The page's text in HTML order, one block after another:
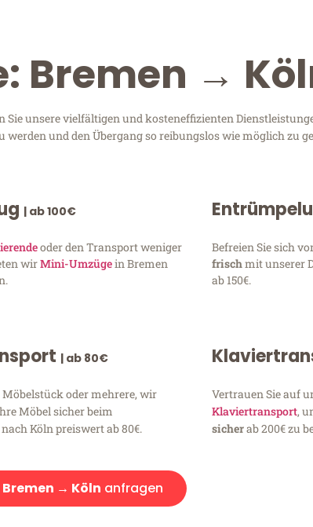
Bremen →
unsere vielfältigen und kosteneffizienten
und den Übergang so reibungslos wie möglich zu
| ab 100€
oder den Transport weniger
wirMini-Umzügein Bremen
Befreien Sie sich
frischmit unserer
ab 150€.
| ab 80€
Möbelstück oder mehrere, wir
Möbel sicher beim
nach Köln preiswert ab 80€.
Vertrauen Sie auf
Klaviertransport,
sicherab 200€ zu
Bremen → Köln anfragen